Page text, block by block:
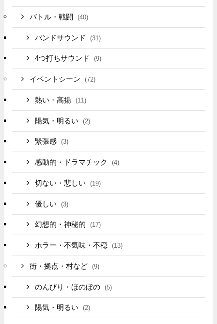
バトル・戦闘 (40)
バンドサウンド (31)
4つ打ちサウンド (9)
イベントシーン (72)
熱い・高揚 (11)
陽気・明るい (2)
緊張感 (3)
感動的・ドラマチック (4)
切ない・悲しい (19)
優しい (3)
幻想的・神秘的 (17)
ホラー・不気味・不穏 (13)
街・拠点・村など (9)
のんびり・ほのぼの (5)
陽気・明るい (2)